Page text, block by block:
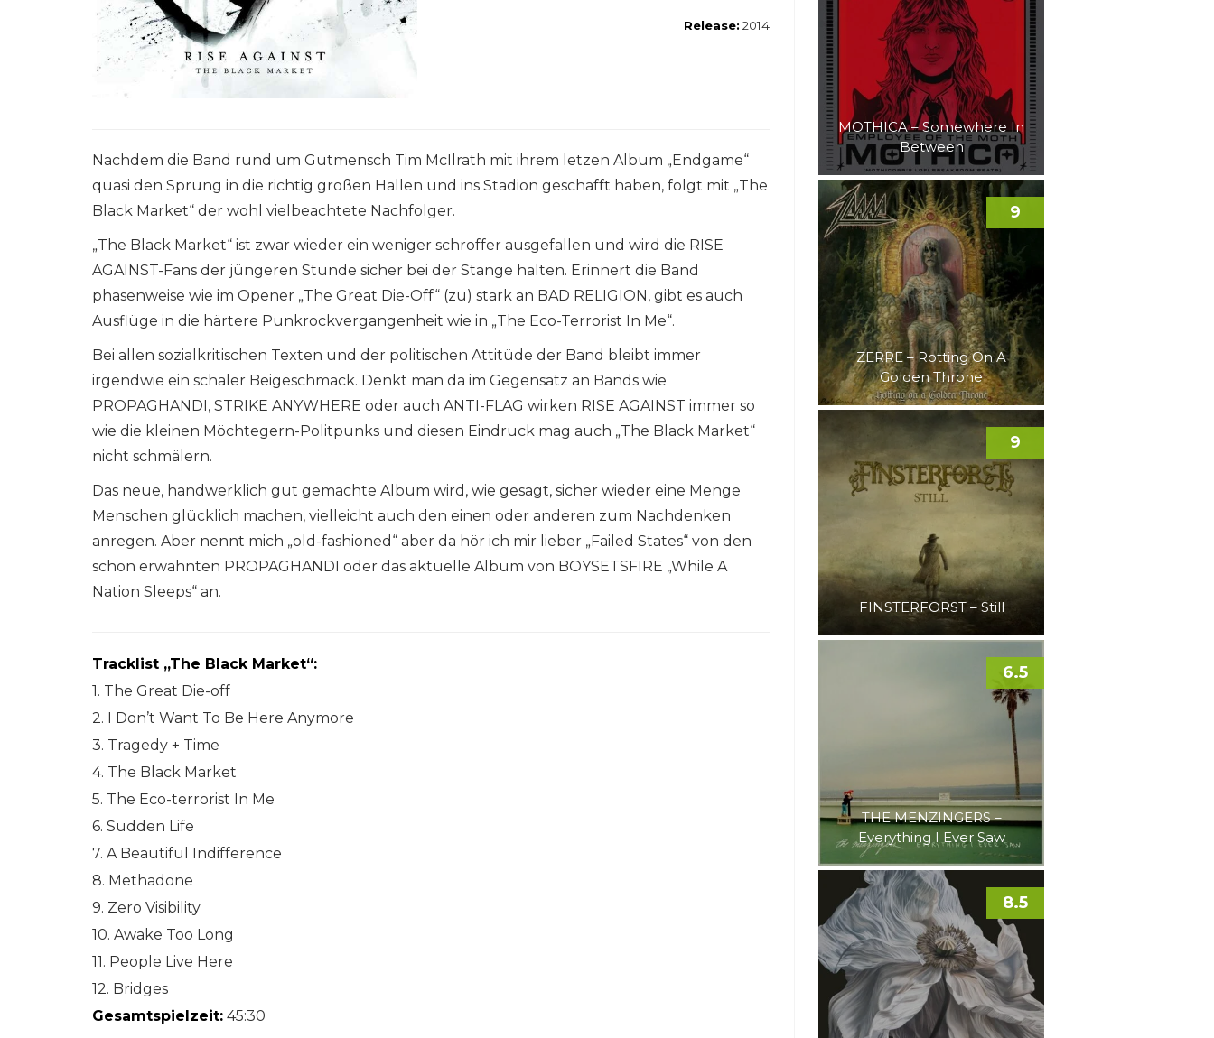
Release: 2014
Nachdem die Band rund um Gutmensch Tim McIlrath mit ihrem letzen Album „Endgame“
quasi den Sprung in die richtig großen Hallen und ins Stadion geschafft haben, folgt mit „The
Black Market“ der wohl vielbeachtete Nachfolger.
„The Black Market“ ist zwar wieder ein weniger schroffer ausgefallen und wird die RISE
AGAINST-Fans der jüngeren Stunde sicher bei der Stange halten. Erinnert die Band
phasenweise wie im Opener „The Great Die-Off“ (zu) stark an BAD RELIGION, gibt es auch
Ausflüge in die härtere Punkrockvergangenheit wie in „The Eco-Terrorist In Me“.
Bei allen sozialkritischen Texten und der politischen Attitüde der Band bleibt immer
irgendwie ein schaler Beigeschmack. Denkt man da im Gegensatz an Bands wie
PROPAGHANDI, STRIKE ANYWHERE oder auch ANTI-FLAG wirken RISE AGAINST immer so
wie die kleinen Möchtegern-Politpunks und diesen Eindruck mag auch „The Black Market“
nicht schmälern.
Das neue, handwerklich gut gemachte Album wird, wie gesagt, sicher wieder eine Menge
Menschen glücklich machen, vielleicht auch den einen oder anderen zum Nachdenken
anregen. Aber nennt mich „old-fashioned“ aber da hör ich mir lieber „Failed States“ von den
schon erwähnten PROPAGHANDI oder das aktuelle Album von BOYSETSFIRE „While A
Nation Sleeps“ an.
Tracklist „The Black Market“:
1. The Great Die-off
2. I Don’t Want To Be Here Anymore
3. Tragedy + Time
4. The Black Market
5. The Eco-terrorist In Me
6. Sudden Life
7. A Beautiful Indifference
8. Methadone
9. Zero Visibility
10. Awake Too Long
11. People Live Here
12. Bridges
Gesamtspielzeit: 45:30
MOTHICA – Somewhere In
Between
ZERRE – Rotting On A
Golden Throne
9
FINSTERFORST – Still
9
THE MENZINGERS –
Everything I Ever Saw
6.5
8.5